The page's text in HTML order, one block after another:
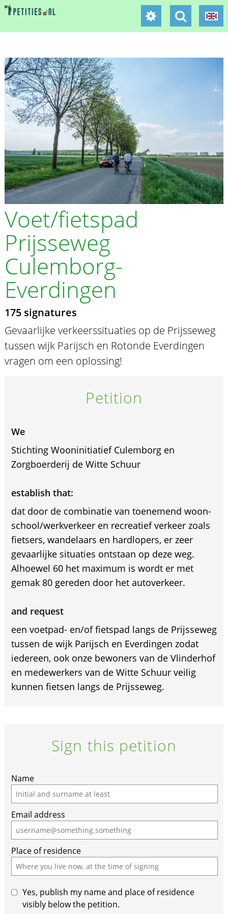
Voet/fietspad
Prijsseweg
Culemborg-
Everdingen
175 signatures
Gevaarlijke verkeerssituaties op de Prijsseweg
tussen wijk Parijsch en Rotonde Everdingen
vragen om een oplossing!
Petition
We
Stichting Wooninitiatief Culemborg en
Zorgboerderij de Witte Schuur
establish that:
dat door de combinatie van toenemend woon-
school/werkverkeer en recreatief verkeer zoals
fietsers, wandelaars en hardlopers, er zeer
gevaarlijke situaties ontstaan op deze weg.
Alhoewel 60 het maximum is wordt er met
gemak 80 gereden door het autoverkeer.
and request
een voetpad- en/of fietspad langs de Prijsseweg
tussen de wijk Parijsch en Everdingen zodat
iedereen, ook onze bewoners van de Vlinderhof
en medewerkers van de Witte Schuur veilig
kunnen fietsen langs de Prijsseweg.
Sign this petition
Name
Email address
Place of residence
Yes, publish my name and place of residence
visibly below the petition.